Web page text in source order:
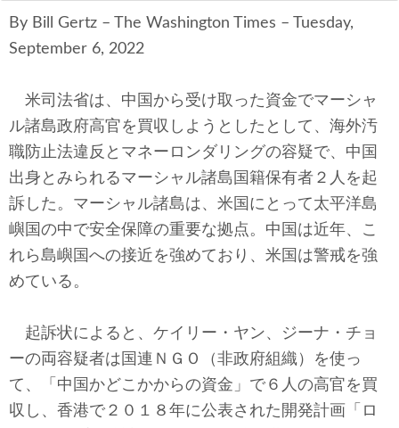
エネルギー・環境
航空宇宙・防衛
国境・移民政策
テクノロジー
コメンタリー
社説
ビル・ガーツ
東アジア
東京発
By Bill Gertz – The Washington Times – Tuesday,
September 6, 2022
米司法省は、中国から受け取った資金でマーシャ
ル諸島政府高官を買収しようとしたとして、海外汚
職防止法違反とマネーロンダリングの容疑で、中国
出身とみられるマーシャル諸島国籍保有者２人を起
訴した。マーシャル諸島は、米国にとって太平洋島
嶼国の中で安全保障の重要な拠点。中国は近年、こ
れら島嶼国への接近を強めており、米国は警戒を強
めている。
起訴状によると、ケイリー・ヤン、ジーナ・チョ
ーの両容疑者は国連ＮＧＯ（非政府組織）を使っ
て、「中国かどこかからの資金」で６人の高官を買
収し、香港で２０１８年に公表された開発計画「ロ